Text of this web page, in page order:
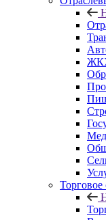
Торговое